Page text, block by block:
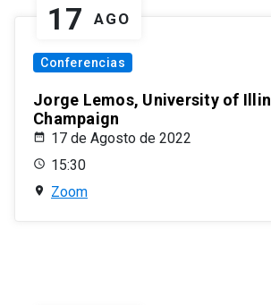
17 AGO
Conferencias
Jorge Lemos, University of
Champaign
17 de Agosto de 2022
15:30
Zoom